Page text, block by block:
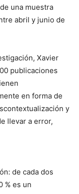
una muestra
abril y junio de
Xavier
publicaciones
en forma de
y
llevar a error,
de cada dos
% es un